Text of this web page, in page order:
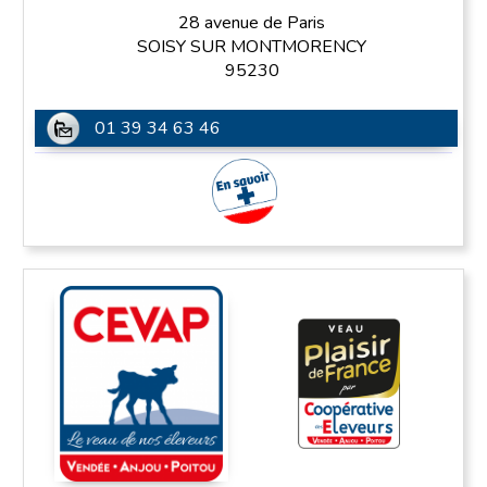
28 avenue de Paris
SOISY SUR MONTMORENCY
95230
01 39 34 63 46